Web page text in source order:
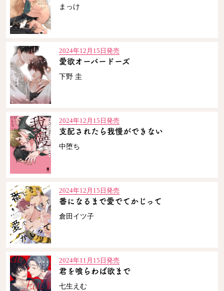
まっけ
2024年12月15日発売
愛欲オーバードーズ
下野 圭
2024年12月15日発売
支配されたら我慢ができない
中堕ち
2024年12月15日発売
番になるまで愛でてかじって
倉田イツ子
2024年11月15日発売
君を喰らわば欲まで
七生えむ